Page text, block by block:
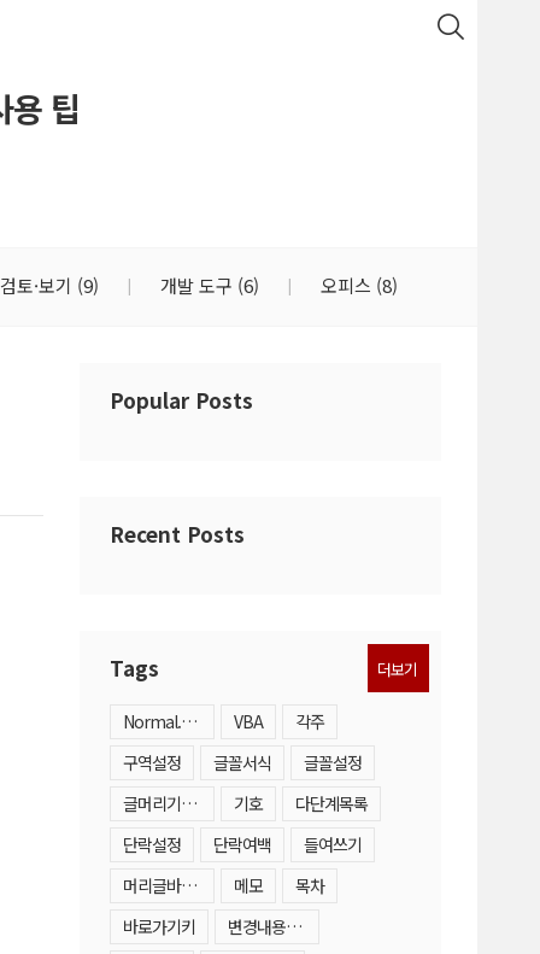
팁
토·보기 (9) 개발 도구 (6) 오피스 (8)
Popular Posts
Recent Posts
Tags 더보기
Normal.dotm VBA
각주
구역설정
글꼴서식
글꼴설정
글머리기호·번호매기기목록
기호
다단계목록
단락설정
단락여백
들여쓰기
머리글바닥글
메모
목차
바로가기키
변경내용추적